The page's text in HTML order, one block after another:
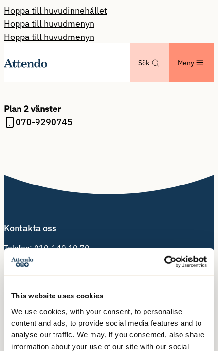
This website uses cookies
We use cookies, with your consent, to personalise
content and ads, to provide social media features and to
analyse our traffic. We may, if you consented, also share
information about your use of our site with our social
Hoppa till huvudinnehållet
Hoppa till huvudmenyn
Hoppa till huvudmenyn
Sök Meny
Plan 2 vänster
070-9290745
Kontakta oss
Telefon:010-140 10 70
113 31 Stockholm
Postadress:
Box 3020, 103 61 Stockholm